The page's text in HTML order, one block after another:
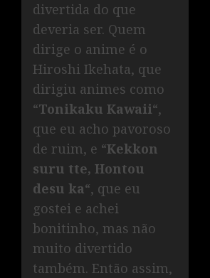
divertida do que
deveria ser. Quem
dirige o anime é o
Hiroshi Ikehata, que
dirigiu animes como
“Tonikaku Kawaii“,
que eu acho pavoroso
de ruim, e “Kekkon
suru tte, Hontou
desu ka“, que eu
gostei e achei
bonitinho, mas não
muito divertido
também. Então assim,